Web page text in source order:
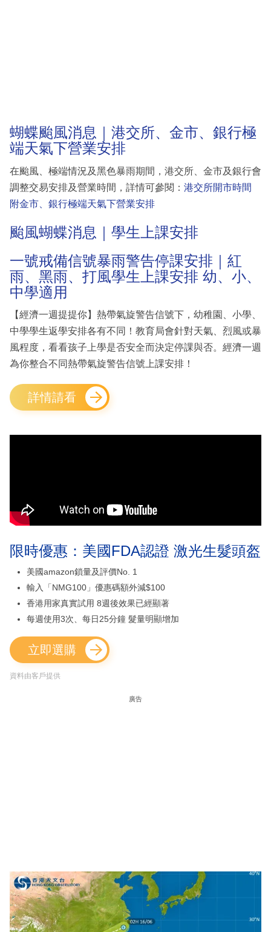
蝴蝶颱風消息｜港交所、金市、銀行極
端天氣下營業安排
在颱風、極端情況及黑色暴雨期間，港交所、金市及銀行會
調整交易安排及營業時間，詳情可參閱： 港交所開市時間
附金市、銀行極端天氣下營業安排
颱風蝴蝶消息｜學生上課安排
一號戒備信號暴雨警告停課安排｜紅
雨、黑雨、打風學生上課安排 幼、小、
中學適用
【經濟一週提提你】熱帶氣旋警告信號下，幼稚園、小學、
中學學生返學安排各有不同！教育局會針對天氣、烈風或暴
風程度，看看孩子上學是否安全而決定停課與否。經濟一週
為你整合不同熱帶氣旋警告信號上課安排！
詳情請看
限時優惠：美國FDA認證 激光生髮頭盔
美國amazon鎖量及評價No. 1
輸入「NMG100」優惠碼額外減$100
香港用家真實試用 8週後效果已經顯著
每週使用3次、每日25分鐘 髮量明顯增加
立即選購
資料由客戶提供
廣告